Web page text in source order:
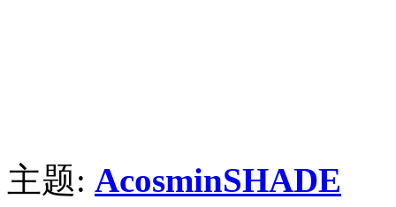
主题: AcosminSHADE